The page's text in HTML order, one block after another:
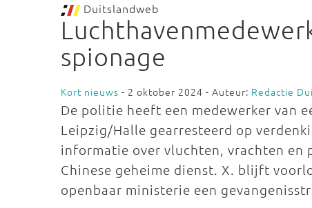
Duitslandweb
spionage
Kort nieuws - 2 oktober 2024 - Auteur: Redactie
De politie heeft een medewerker van
Leipzig/Halle gearresteerd op
informatie over vluchten, vrachten en
Chinese geheime dienst. X. blijft
openbaar ministerie een